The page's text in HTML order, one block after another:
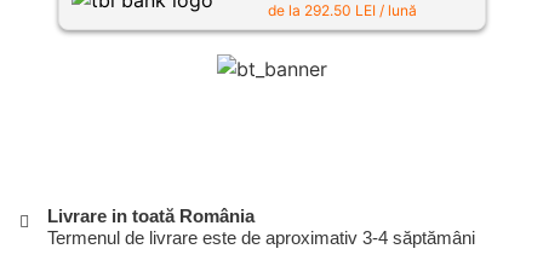
de la 292.50 LEI / lună
Livrare in toată România
Termenul de livrare este de aproximativ 3-4 săptămâni